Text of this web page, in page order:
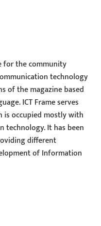
for the community
technology
of the magazine based
ICT Frame serves
is occupied mostly with
It has been
different
of Information